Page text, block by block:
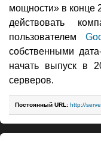
мощности» в конце
действовать
пользователем
собственными
начать выпуск в
серверов.
Постоянный URL: http://